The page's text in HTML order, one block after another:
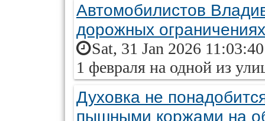
Автомобилистов
дорожных
Sat, 31 Jan 2026
1 февраля на одной из
Духовка не
пышными коржами на